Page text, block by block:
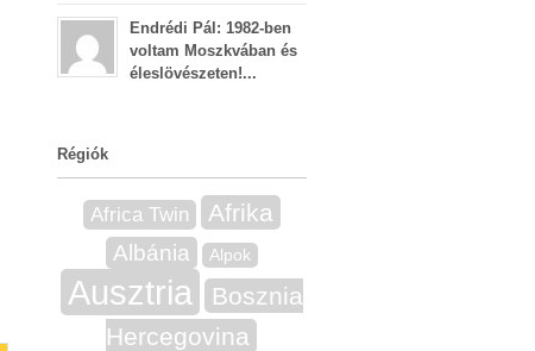
Endrédi Pál: 1982-ben
voltam Moszkvában és
éleslövészeten!...
Régiók
Africa Twin Afrika
Albánia Alpok
Ausztria
Bosznia
Hercegovina